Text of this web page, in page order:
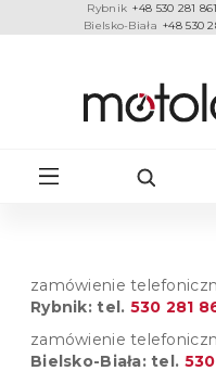
Rybnik +48 530 281 861
Bielsko-Biała +48 530
zamówienie
Rybnik: tel. 530 281
zamówienie
Bielsko-Biała: tel.